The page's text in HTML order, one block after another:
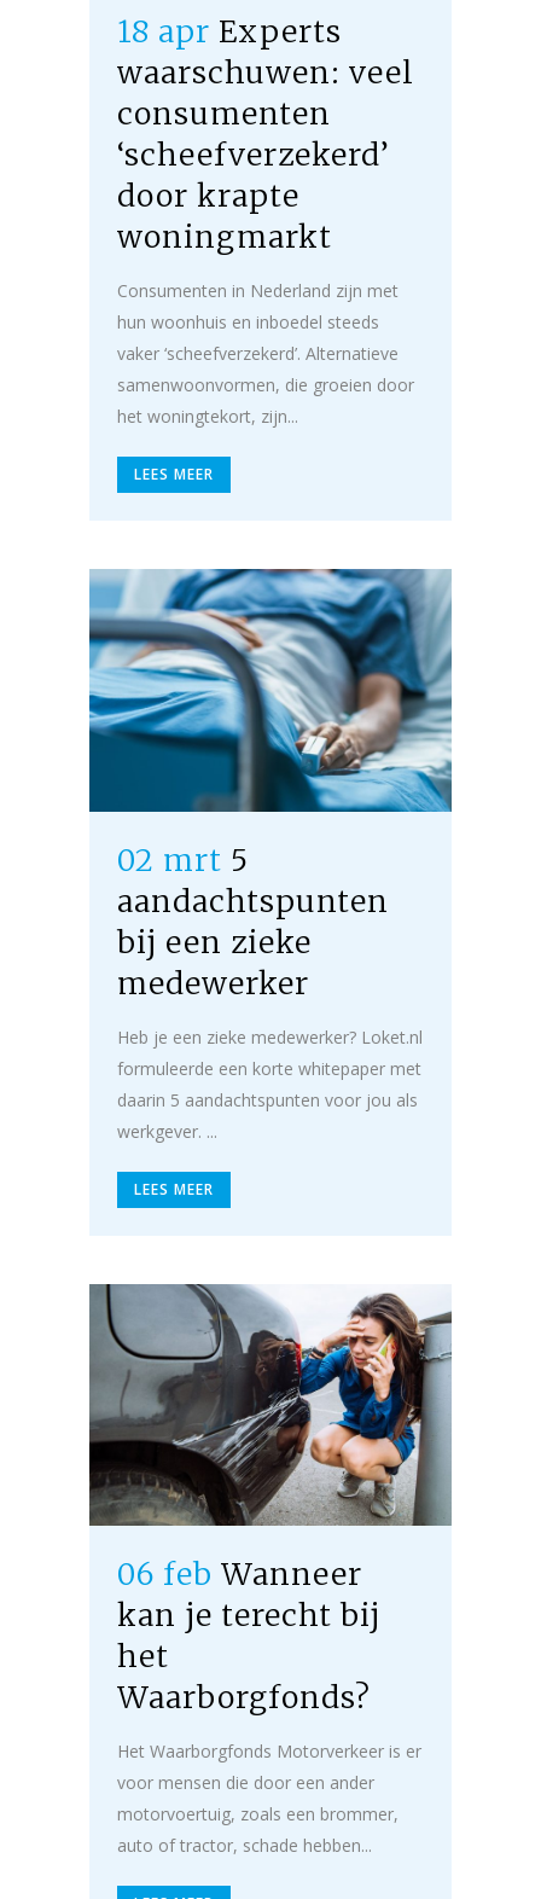
18 apr Experts
waarschuwen: veel
consumenten
‘scheefverzekerd’
door krapte
woningmarkt
Consumenten in Nederland zijn met
hun woonhuis en inboedel steeds
vaker ‘scheefverzekerd’. Alternatieve
samenwoonvormen, die groeien door
het woningtekort, zijn...
LEES MEER
02 mrt 5
aandachtspunten
bij een zieke
medewerker
Heb je een zieke medewerker? Loket.nl
formuleerde een korte whitepaper met
daarin 5 aandachtspunten voor jou als
werkgever. ...
LEES MEER
06 feb Wanneer
kan je terecht bij
het
Waarborgfonds?
Het Waarborgfonds Motorverkeer is er
voor mensen die door een ander
motorvoertuig, zoals een brommer,
auto of tractor, schade hebben...